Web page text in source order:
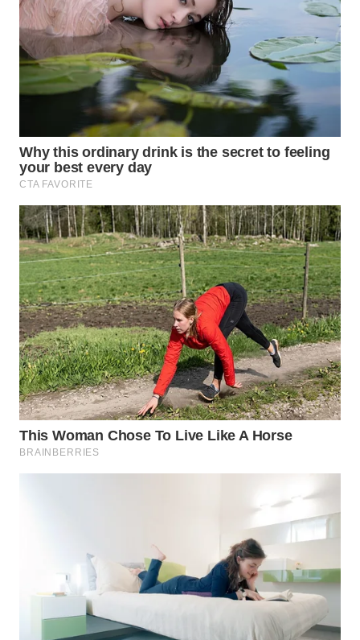
CIANJUR
WN
KEPULAUAN
SERIBU
TANGERANG
WN
BINJAI
WN
CIREBON
WN
INDRAMAYU
WN
KUNINGAN
WN
MAJALENGKA
PURWAKARTA